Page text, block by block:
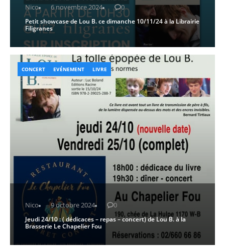
Nico 6 novembre 2024 0
Petit showcase de Lou B. ce dimanche 10/11/24 à la Librairie
Filigranes
Nico 9 octobre 2024 0
Jeudi 24/10 : ( dédicaces – repas – concert) de Lou B. à la
Brasserie Le Chapelier Fou
CONCERT EVÉNEMENT LIVRE